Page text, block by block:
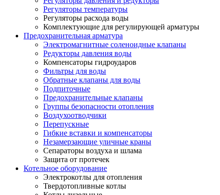
Регуляторы температуры
Регуляторы расхода воды
Комплектующие для регулирующей арматуры
Предохранительная арматура
Электромагнитные соленоидные клапаны
Редукторы давления воды
Компенсаторы гидроударов
Фильтры для воды
Обратные клапаны для воды
Подпиточные
Предохранительные клапаны
Группы безопасности отопления
Воздухоотводчики
Перепускные
Гибкие вставки и компенсаторы
Незамерзающие уличные краны
Сепараторы воздуха и шлама
Защита от протечек
Котельное оборудование
Электрокотлы для отопления
Твердотопливные котлы